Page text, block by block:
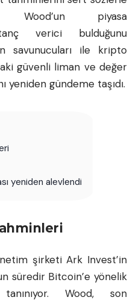
Wood’un piyasa
verici bulduğunu
savunucuları ile kripto
güvenli liman ve değer
yeniden gündeme taşıdı.
yeniden alevlendi
şirketi Ark Invest’in
süredir Bitcoin’e yönelik
Wood, son